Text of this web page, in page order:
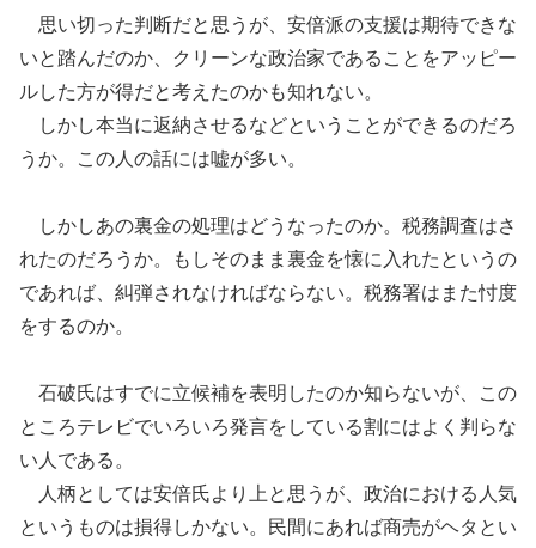
思い切った判断だと思うが、安倍派の支援は期待できな
いと踏んだのか、クリーンな政治家であることをアッピー
ルした方が得だと考えたのかも知れない。
しかし本当に返納させるなどということができるのだろ
うか。この人の話には嘘が多い。
しかしあの裏金の処理はどうなったのか。税務調査はさ
れたのだろうか。もしそのまま裏金を懐に入れたというの
であれば
糾弾されなければならない。税務署はまた忖度
をするのか。
石破氏はすでに立候補を表明したのか知らないが、
この
ところテレビでいろいろ発言をしている割にはよく判らな
い人である。
人柄としては安倍氏より上と思 うが、 政治における人気
というものは損得しかない。
民間にあれば商売がヘタとい